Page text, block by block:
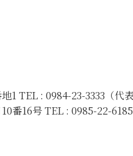
1 TEL : 0984-23-3333（代表
番16号 TEL : 0985-22-6185